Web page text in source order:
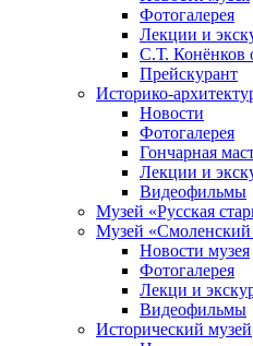
Фотогалерея
Лекции и
С.Т.
Прейскурант
Историко-
Новости
Фотогалерея
Гончарная
Лекции и
Видеофильмы
Музей «Русская
Музей «Смоленский
Новости музея
Фотогалерея
Лекци и
Видеофильмы
Исторический музей